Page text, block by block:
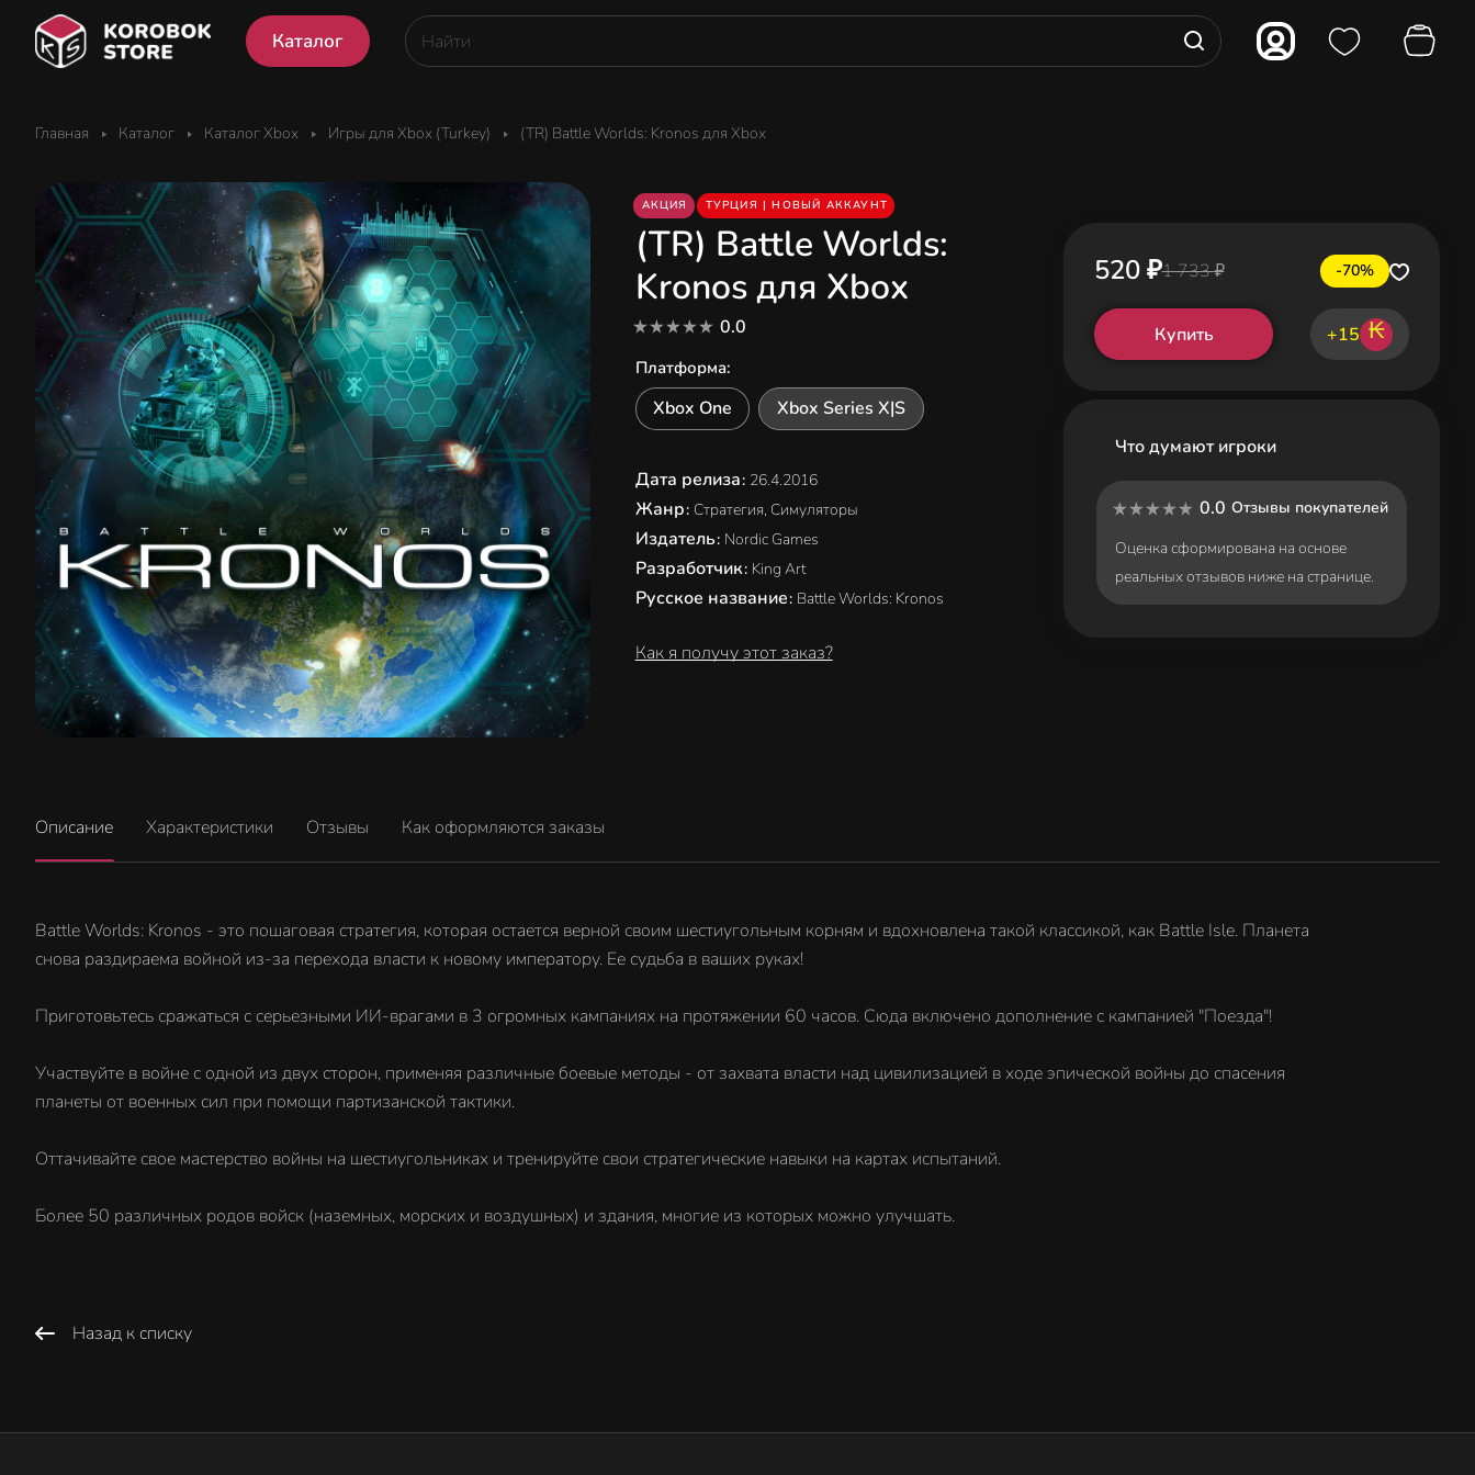
Каталог
Главная Каталог Каталог Xbox Игры для Xbox (Turkey) (TR) Battle Worlds: Kronos для Xbox
АКЦИЯ ТУРЦИЯ | НОВЫЙ АККАУНТ
(TR) Battle Worlds:
Kronos для Xbox
0.0
Платформа:
Xbox One Xbox Series X|S
Дата релиза: 26.4.2016
Жанр: Стратегия, Симуляторы
Издатель: Nordic Games
Разработчик: King Art
Русское название: Battle Worlds: Kronos
Как я получу этот заказ?
520 ₽1 733 ₽ -70%
Купить +15 ₭
Что думают игроки
0.0 Отзывы покупателей
Оценка сформирована на основе
реальных отзывов ниже на странице.
Описание Характеристики Отзывы Как оформляются заказы
Battle Worlds: Kronos - это пошаговая стратегия, которая остается верной своим шестиугольным корням и вдохновлена такой классикой, как Battle Isle. Планета
снова раздираема войной из-за перехода власти к новому императору. Ее судьба в ваших руках!
Приготовьтесь сражаться с серьезными ИИ-врагами в 3 огромных кампаниях на протяжении 60 часов. Сюда включено дополнение с кампанией "Поезда"!
Участвуйте в войне с одной из двух сторон, применяя различные боевые методы - от захвата власти над цивилизацией в ходе эпической войны до спасения
планеты от военных сил при помощи партизанской тактики.
Оттачивайте свое мастерство войны на шестиугольниках и тренируйте свои стратегические навыки на картах испытаний.
Более 50 различных родов войск (наземных, морских и воздушных) и здания, многие из которых можно улучшать.
Назад к списку